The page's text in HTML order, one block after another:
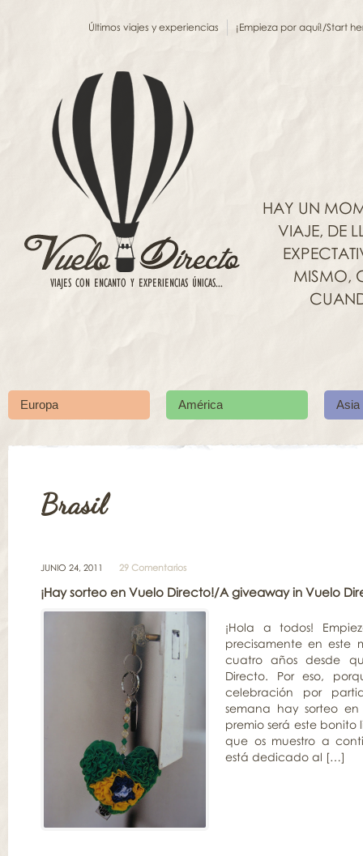
Últimos viajes y experiencias ¡Empieza por aquí!/Start
HAY UN
VIAJE, DE
MISMO,
Europa América Asia
Brasil
JUNIO 24, 2011 29 Comentarios
¡Hay sorteo en Vuelo Directo!/A giveaway in Vuelo
¡Hola a todos!
precisamente en este
cuatro años desde
Directo. Por eso,
celebración por
semana hay sorteo
premio será este bonito
que os muestro a
está dedicado al […]